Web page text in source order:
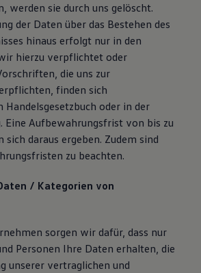
werden sie durch uns gelöscht.
der Daten über das Bestehen des
hinaus erfolgt nur in den
hierzu verpflichtet oder
die uns zur
finden sich
Handelsgesetzbuch oder in der
Eine Aufbewahrungsfrist von bis zu
sich daraus ergeben. Zudem sind
zu beachten.
/ Kategorien von
sorgen wir dafür, dass nur
Personen Ihre Daten erhalten, die
unserer vertraglichen und